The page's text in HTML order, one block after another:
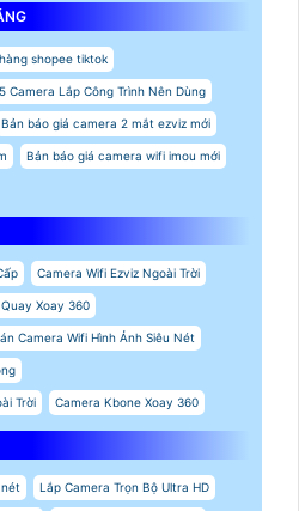
shopee tiktok
Camera Lắp Công Trình Nên Dùng
Bản báo giá camera 2 mắt ezviz mới
Bản báo giá camera wifi imou mới
Camera Wifi Ezviz Ngoài Trời
Xoay 360
Camera Wifi Hình Ảnh Siêu Nét
Trời Camera Kbone Xoay 360
Lắp Camera Trọn Bộ Ultra HD